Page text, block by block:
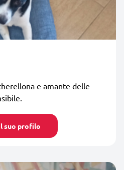
e amante delle
suo profilo